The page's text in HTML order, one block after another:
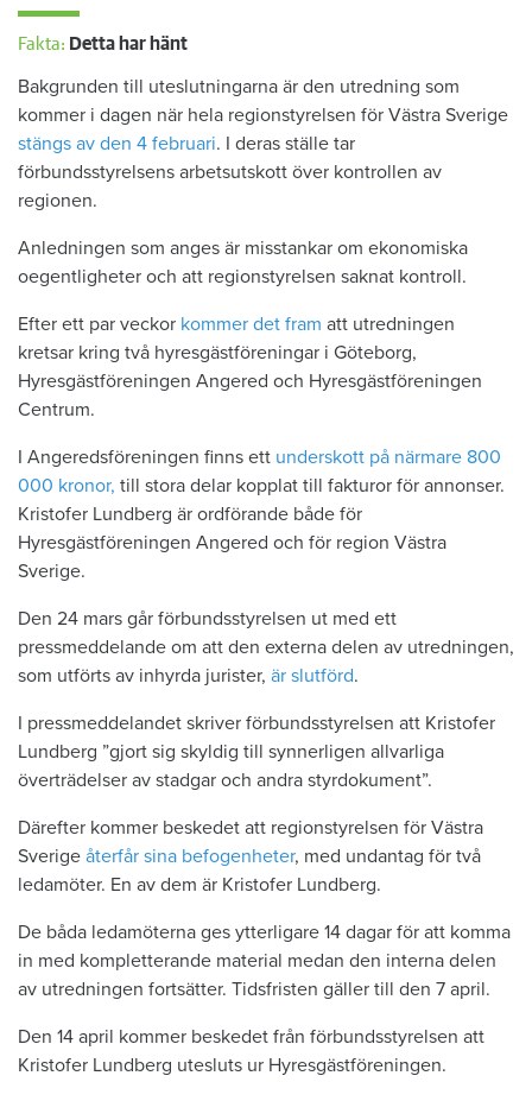
Fakta: Detta har hänt
Bakgrunden till uteslutningarna är den utredning som
kommer i dagen när hela regionstyrelsen för Västra Sverige
stängs av den 4 februari. I deras ställe tar
förbundsstyrelsens arbetsutskott över kontrollen av
regionen.
Anledningen som anges är misstankar om ekonomiska
oegentligheter och att regionstyrelsen saknat kontroll.
Efter ett par veckor kommer det fram att utredningen
kretsar kring två hyresgästföreningar i Göteborg,
Hyresgästföreningen Angered och Hyresgästföreningen
Centrum.
I Angeredsföreningen finns ett underskott på närmare 800
000 kronor, till stora delar kopplat till fakturor för annonser.
Kristofer Lundberg är ordförande både för
Hyresgästföreningen Angered och för region Västra
Sverige.
Den 24 mars går förbundsstyrelsen ut med ett
pressmeddelande om att den externa delen av utredningen,
som utförts av inhyrda jurister, är slutförd.
I pressmeddelandet skriver förbundsstyrelsen att Kristofer
Lundberg ”gjort sig skyldig till synnerligen allvarliga
överträdelser av stadgar och andra styrdokument”.
Därefter kommer beskedet att regionstyrelsen för Västra
Sverige återfår sina befogenheter, med undantag för två
ledamöter. En av dem är Kristofer Lundberg.
De båda ledamöterna ges ytterligare 14 dagar för att komma
in med kompletterande material medan den interna delen
av utredningen fortsätter. Tidsfristen gäller till den 7 april.
Den 14 april kommer beskedet från förbundsstyrelsen att
Kristofer Lundberg utesluts ur Hyresgästföreningen.